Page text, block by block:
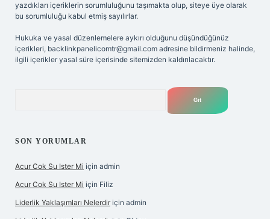
yazdıkları içeriklerin sorumluluğunu taşımakta olup, siteye üye olarak
bu sorumluluğu kabul etmiş sayılırlar.
Hukuka ve yasal düzenlemelere aykırı olduğunu düşündüğünüz
içerikleri, backlinkpanelicomtr@gmail.com adresine bildirmeniz halinde,
ilgili içerikler yasal süre içerisinde sitemizden kaldırılacaktır.
SON YORUMLAR
Acur Cok Su Ister Mi için admin
Acur Cok Su Ister Mi için Filiz
Liderlik Yaklaşımları Nelerdir için admin